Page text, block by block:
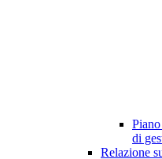
di
Relazione